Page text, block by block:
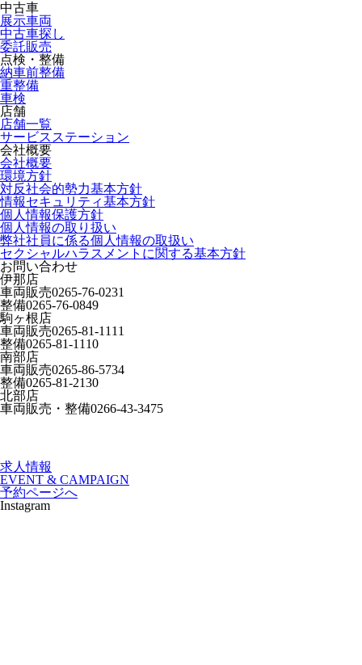
中古車
展示車両
中古車探し
委託販売
点検・整備
納車前整備
重整備
車検
店舗
店舗一覧
サービスステーション
会社概要
会社概要
環境方針
対反社会的勢力基本方針
情報セキュリティ基本方針
個人情報保護方針
個人情報の取り扱い
弊社社員に係る個人情報の取扱い
セクシャルハラスメントに関する基本方針
お問い合わせ
伊那店
車両販売0265-76-0231
整備0265-76-0849
駒ヶ根店
車両販売0265-81-1111
整備0265-81-1110
南部店
車両販売0265-86-5734
整備0265-81-2130
北部店
車両販売・整備0266-43-3475
求人情報
EVENT & CAMPAIGN
予約ページへ
Instagram